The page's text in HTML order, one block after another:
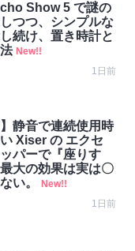
Show 5 で謎の
つつ、シンプルな
続け、置き時計と
New!!
1日前
】静音で連続使用時
Xiser の エクセ
パーで『座りす
大の効果は実は〇
い。
New!!
1日前